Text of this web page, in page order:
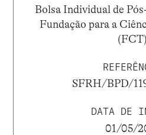
Bolsa Individual de
Fundação para a
(FCT)
SFRH/BPD/
DATA DE
01/05/